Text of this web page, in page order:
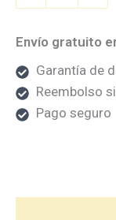
Envío gratuito
Garantía de
Reembolso
Pago seguro